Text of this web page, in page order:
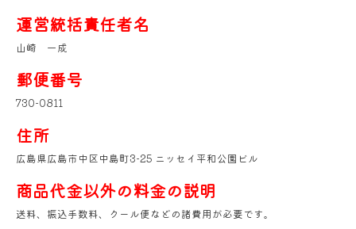
運営統括責任者名
山崎 一成
郵便番号
730-0811
住所
広島県広島市中区中島町3-25 ニッセイ平和公園ビル
商品代金以外の料金の説明
送料、振込手数料、クール便などの諸費用が必要です。